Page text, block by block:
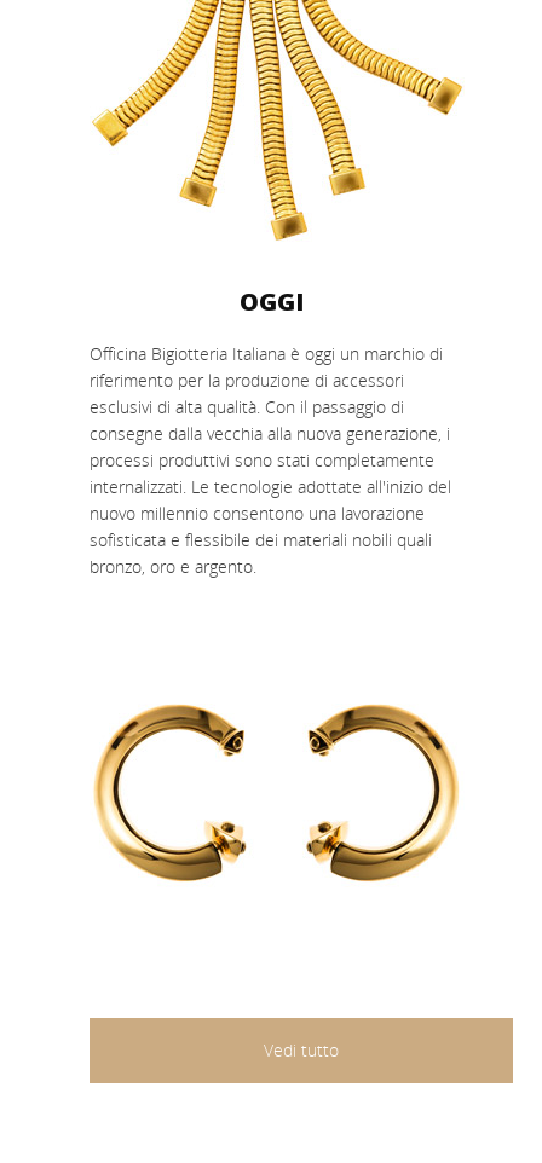
OGGI
Officina Bigiotteria Italiana è oggi un marchio di
riferimento per la produzione di accessori
esclusivi di alta qualità. Con il passaggio di
consegne dalla vecchia alla nuova generazione, i
processi produttivi sono stati completamente
internalizzati. Le tecnologie adottate all'inizio del
nuovo millennio consentono una lavorazione
sofisticata e flessibile dei materiali nobili quali
bronzo, oro e argento.
Vedi tutto